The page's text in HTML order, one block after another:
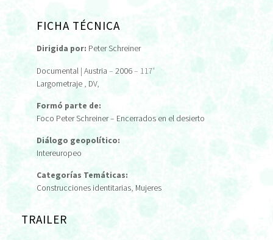
FICHA TÉCNICA
Dirigida por: Peter Schreiner
Documental | Austria – 2006– 117'
Largometraje , DV,
Formó parte de:
Foco Peter Schreiner – Encerrados en el desierto
Diálogo geopolítico:
Intereuropeo
Categorías Temáticas:
Construcciones identitarias, Mujeres
TRAILER